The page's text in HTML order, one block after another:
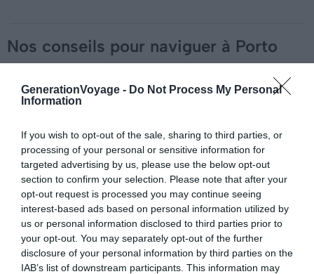
GenerationVoyage - Do Not Process My Personal
Information
If you wish to opt-out of the sale, sharing to third parties, or
processing of your personal or sensitive information for
targeted advertising by us, please use the below opt-out
section to confirm your selection. Please note that after your
opt-out request is processed you may continue seeing
interest-based ads based on personal information utilized by
us or personal information disclosed to third parties prior to
your opt-out. You may separately opt-out of the further
disclosure of your personal information by third parties on the
IAB’s list of downstream participants. This information may
Nos conseils pour naviguer à Porto
La location de bateau à Porto est possible dans deux
ports : celui de laMarina do Freixo(sur les rives du Douro)
quartier Leça de Palmeira).
De là, voguez en toute sérénité grâce à la location de
bateau à Porto avec skipper. Au Portugal, en l’absence
de permis et peu importe le type d’embarcation, c’est
une obligation ! Même si vous êtes un pilote aguerri, un
fin connaisseur de la région et du nautisme sera un
atout considérable.